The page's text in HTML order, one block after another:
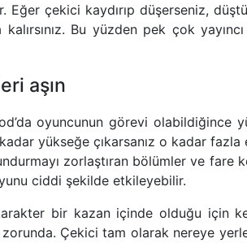
Eğer çekici kaydırıp düşerseniz,
kalırsınız. Bu yüzden pek çok
aşın
oyuncunun görevi olabildiğince
yükseğe çıkarsanız o kadar fazla
zorlaştıran bölümler ve fare
ciddi şekilde etkileyebilir.
bir kazan içinde olduğu için
Çekici tam olarak nereye